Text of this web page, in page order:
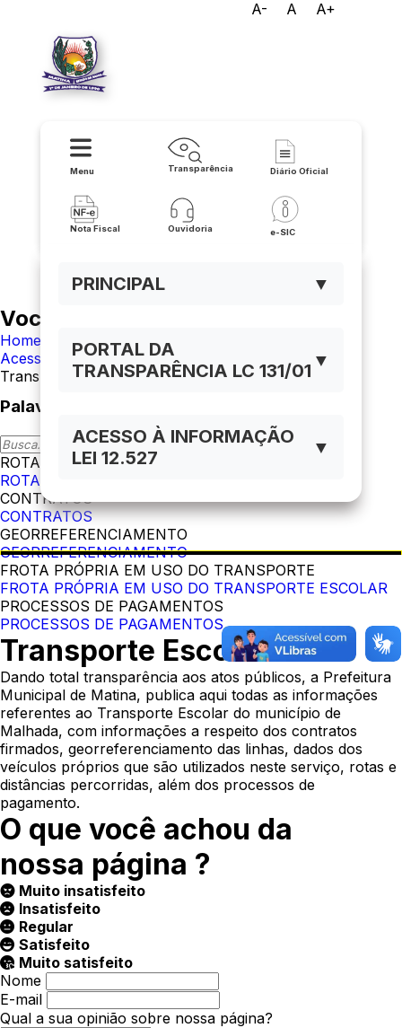
A- A A+
Menu Transparência Diário Oficial
Nota Fiscal Ouvidoria e-SIC
PRINCIPAL ▼
PORTAL DA
TRANSPARÊNCIA LC 131/01 ▼
ACESSO À INFORMAÇÃO
LEI 12.527
▼
Você está navegando em:
Home
Acesso à Informação
Transporte Escolar
Palavra-Chave
ROTAS, VEÍCULOS E MOTORISTAS
ROTAS, VEÍCULOS E MOTORISTAS
CONTRATOS
CONTRATOS
GEORREFERENCIAMENTO
GEORREFERENCIAMENTO
FROTA PRÓPRIA EM USO DO TRANSPORTE
FROTA PRÓPRIA EM USO DO TRANSPORTE ESCOLAR
PROCESSOS DE PAGAMENTOS
PROCESSOS DE PAGAMENTOS
Transporte Escolar
Dando total transparência aos atos públicos, a Prefeitura
Municipal de Matina, publica aqui todas as informações
referentes ao Transporte Escolar do município de
Malhada, com informações a respeito dos contratos
firmados, georreferenciamento das linhas, dados dos
veículos próprios que são utilizados neste serviço, rotas e
distâncias percorridas, além dos processos de
pagamento.
O que você achou da
nossa página ?
Muito insatisfeito
Insatisfeito
Regular
Satisfeito
Muito satisfeito
Nome
E-mail
Qual a sua opinião sobre nossa página?